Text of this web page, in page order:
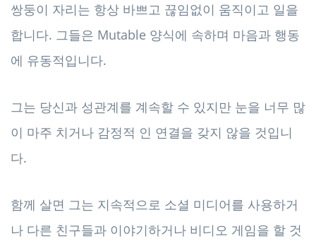
쌍둥이 자리는 항상 바쁘고 끊임없이 움직이고 일을
합니다. 그들은 Mutable 양식에 속하며 마음과 행동
에 유동적입니다.
그는 당신과 성관계를 계속할 수 있지만 눈을 너무 많
이 마주 치거나 감정적 인 연결을 갖지 않을 것입니
다.
함께 살면 그는 지속적으로 소셜 미디어를 사용하거
나 다른 친구들과 이야기하거나 비디오 게임을 할 것